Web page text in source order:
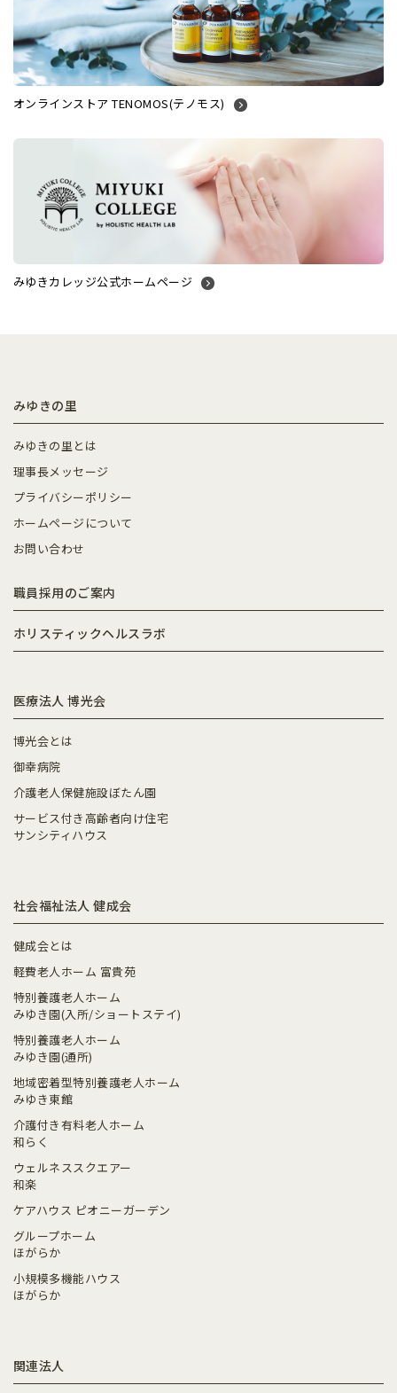
オンラインストア TENOMOS(テノモス)
みゆきカレッジ公式ホームページ
みゆきの里
みゆきの里とは
理事長メッセージ
プライバシーポリシー
ホームページについて
お問い合わせ
職員採用のご案内
ホリスティックヘルスラボ
医療法人 博光会
博光会とは
御幸病院
介護老人保健施設ぼたん園
サービス付き高齢者向け住宅
サンシティハウス
社会福祉法人 健成会
健成会とは
軽費老人ホーム 富貴苑
特別養護老人ホーム
みゆき園(入所/ショートステイ)
特別養護老人ホーム
みゆき園(通所)
地域密着型特別養護老人ホーム
みゆき東館
介護付き有料老人ホーム
和らく
ウェルネススクエアー
和楽
ケアハウス ピオニーガーデン
グループホーム
ほがらか
小規模多機能ハウス
ほがらか
関連法人